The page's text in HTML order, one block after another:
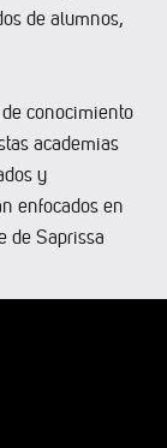
de alumnos,
conocimiento
academias
y
enfocados en
de Saprissa